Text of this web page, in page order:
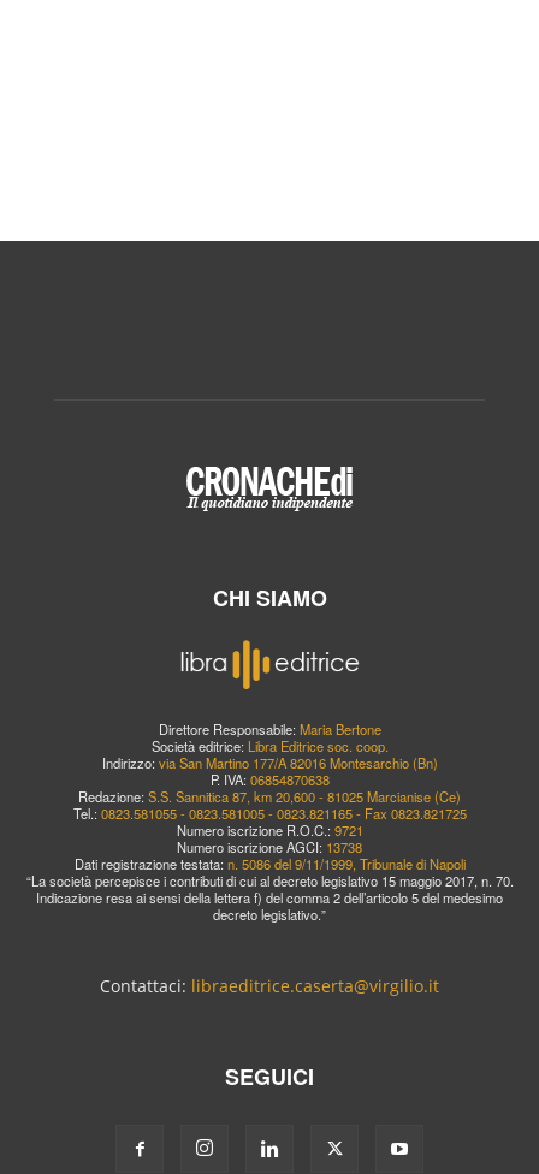
CHI SIAMO
Direttore Responsabile: Maria Bertone
Società editrice: Libra Editrice soc. coop.
Indirizzo: via San Martino 177/A 82016 Montesarchio (Bn)
P. IVA: 06854870638
Redazione: S.S. Sannitica 87, km 20,600 - 81025 Marcianise (Ce)
Tel.: 0823.581055 - 0823.581005 - 0823.821165 - Fax 0823.821725
Numero iscrizione R.O.C.: 9721
Numero iscrizione AGCI: 13738
Dati registrazione testata: n. 5086 del 9/11/1999, Tribunale di Napoli
“La società percepisce i contributi di cui al decreto legislativo 15 maggio 2017, n. 70.
Indicazione resa ai sensi della lettera f) del comma 2 dell’articolo 5 del medesimo
decreto legislativo.”
Contattaci: libraeditrice.caserta@virgilio.it
SEGUICI